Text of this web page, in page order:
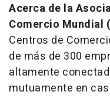
Acerca de la
Comercio Mundial
Centros de
de más de 300
altamente
mutuamente en